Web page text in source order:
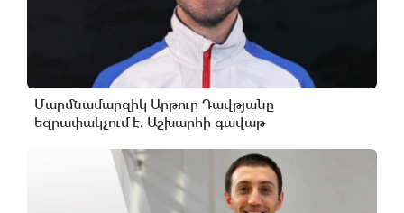
Մարմնամարզիկ Արթուր Դավթյանը
եզրափակչում է. Աշխարհի գավաթ